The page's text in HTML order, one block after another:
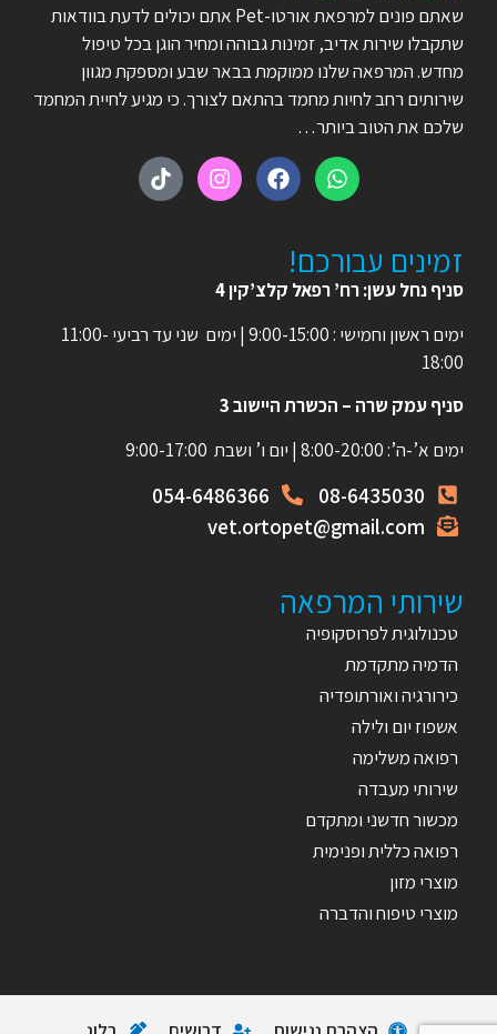
שאתם פונים למרפאת אורטו-Pet אתם יכולים לדעת בוודאות
שתקבלו שירות אדיב, זמינות גבוהה ומחיר הוגן בכל טיפול
מחדש. המרפאה שלנו ממוקמת בבאר שבע ומספקת מגוון
שירותים רחב לחיות מחמד בהתאם לצורך. כי מגיע לחיית המחמד
שלכם את הטוב ביותר…
זמינים עבורכם!
סניף נחל עשן: רח’ רפאל קלצ’קין 4
ימים ראשון וחמישי : 9:00-15:00 | ימים שני עד רביעי 11:00-
18:00
סניף עמק שרה – הכשרת היישוב 3
ימים א’-ה’: 8:00-20:00 | יום ו’ ושבת 9:00-17:00
08-6435030
054-6486366
vet.ortopet@gmail.com
שירותי המרפאה
טכנולוגית לפרוסקופיה
הדמיה מתקדמת
כירורגיה ואורתופדיה
אשפוז יום ולילה
רפואה משלימה
שירותי מעבדה
מכשור חדשני ומתקדם
רפואה כללית ופנימית
מוצרי מזון
מוצרי טיפוח והדברה